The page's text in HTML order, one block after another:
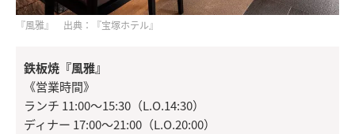
『風雅』 出典：『宝塚ホテル』
鉄板焼『風雅』
《営業時間》
ランチ 11:00～15:30（L.O.14:30）
ディナー 17:00～21:00（L.O.20:00）